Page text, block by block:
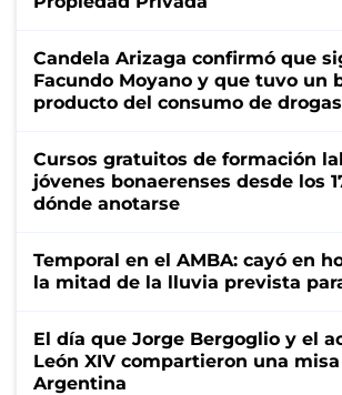
Candela Arizaga confirmó que
Facundo Moyano y que tuvo un
producto del consumo de drogas
Cursos gratuitos de formación
jóvenes bonaerenses desde los
dónde anotarse
Temporal en el AMBA: cayó en
la mitad de la lluvia prevista
El día que Jorge Bergoglio y el
León XIV compartieron una
Argentina